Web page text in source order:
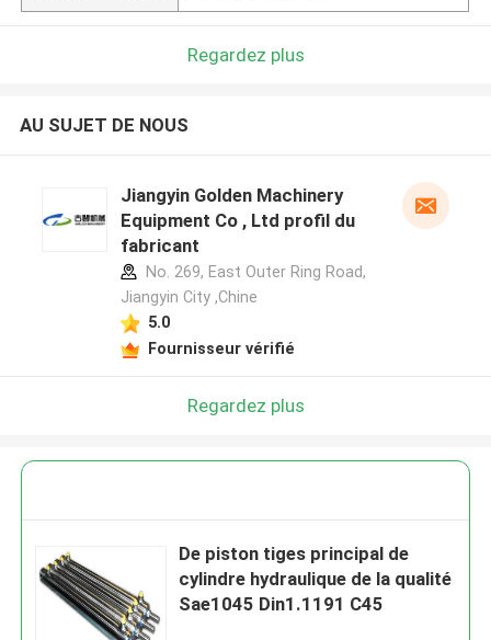
Regardez plus
AU SUJET DE NOUS
Jiangyin Golden Machinery
Equipment Co , Ltd profil du
fabricant
No. 269, East Outer Ring Road,
Jiangyin City ,Chine
5.0
Fournisseur vérifié
Regardez plus
De piston tiges principal de
cylindre hydraulique de la qualité
Sae1045 Din1.1191 C45